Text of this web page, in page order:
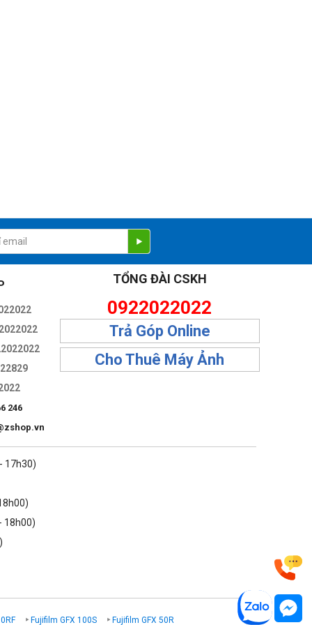
246
TỔNG ĐÀI CSKH
0922022022
Trả Góp Online
Cho Thuê Máy Ảnh
17h30)
18h00)
Fujifilm GFX 100S Fujifilm GFX 50R